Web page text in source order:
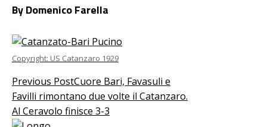
By Domenico Farella
Copyright: US Catanzaro 1929
Previous PostCuore Bari, Favasuli e
Favilli rimontano due volte il Catanzaro.
Al Ceravolo finisce 3-3